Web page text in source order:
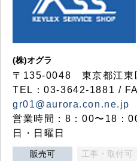
(株)オグラ
〒135-0048 東京都江東
TEL：03-3642-1881 /
gr01@aurora.con.ne.jp
営業時間：8：00〜18：
日・日曜日
販売可 工事・取付可